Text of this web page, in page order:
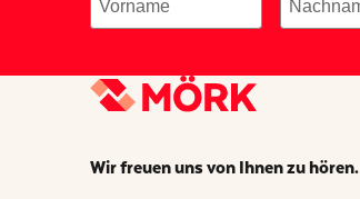
Wir freuen uns von Ihnen zu hören.